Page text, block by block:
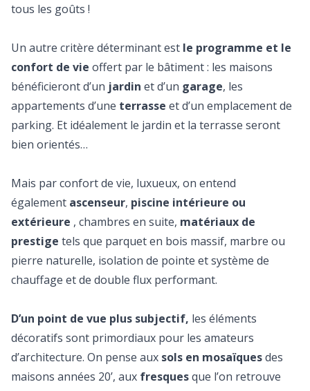
tous les goûts !
Un autre critère déterminant est le programme et le
confort de vie offert par le bâtiment : les maisons
bénéficieront d’un jardin et d’un garage, les
appartements d’une terrasse et d’un emplacement de
parking. Et idéalement le jardin et la terrasse seront
bien orientés…
Mais par confort de vie, luxueux, on entend
également ascenseur, piscine intérieure ou
extérieure , chambres en suite, matériaux de
prestige tels que parquet en bois massif, marbre ou
pierre naturelle, isolation de pointe et système de
chauffage et de double flux performant.
D’un point de vue plus subjectif, les éléments
décoratifs sont primordiaux pour les amateurs
d’architecture. On pense aux sols en mosaïquesdes
maisons années 20’, aux fresquesque l’on retrouve